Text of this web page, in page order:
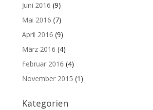
Juni 2016 (9)
Mai 2016 (7)
April 2016 (9)
März 2016 (4)
Februar 2016 (4)
November 2015 (1)
Kategorien